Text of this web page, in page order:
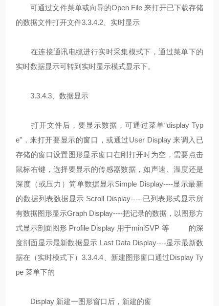
可通过文件菜单或向导的Open File 来打开已下载存储
的数据文件打开文件3.3.4.2、实时显示
在连接通讯电缆进行实时采集模式下，通过菜单下的
实时数据显示可转到实时显示模式显示下。
3.3.4.3、数据显示
打开文件后，要显示数据，可通过菜单“display Typ
e"，来打开要显示的窗口，或通过User Display 来调入已
存储的窗口设置图形显示窗口在刚打开时为空，需要点击
鼠标右键，选择要显示的传感器数据，如声速、温度还是
深度（或压力）简单数据显示Simple Display----显示最新
的数据列表数据显示 Scroll Display-----已列表形式显示所
有数据图形显示Graph Display----把记录的数据，以图形方
式显示剖面图形 Profile Display 用于miniSVP 等 的深
度剖面显示最新数据显示 Last Data Display----显示最新数
据在（实时模式下）3.3.4.4、新建图形窗口通过Display Ty
pe 菜单下的
Display 新建一图形窗口后，新建的窗